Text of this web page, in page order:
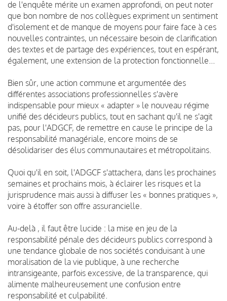
de l'enquête mérite un examen approfondi, on peut noter
que bon nombre de nos collègues expriment un sentiment
d'isolement et de manque de moyens pour faire face à ces
nouvelles contraintes, un nécessaire besoin de clarification
des textes et de partage des expériences, tout en espérant,
également, une extension de la protection fonctionnelle...
Bien sûr, une action commune et argumentée des
différentes associations professionnelles s'avère
indispensable pour mieux « adapter » le nouveau régime
unifié des décideurs publics, tout en sachant qu'il ne s'agit
pas, pour l'ADGCF, de remettre en cause le principe de la
responsabilité managériale, encore moins de se
désolidariser des élus communautaires et métropolitains.
Quoi qu'il en soit, l'ADGCF s'attachera, dans les prochaines
semaines et prochains mois, à éclairer les risques et la
jurisprudence mais aussi à diffuser les « bonnes pratiques »,
voire à étoffer son offre assurancielle.
Au-delà , il faut être lucide : la mise en jeu de la
responsabilité pénale des décideurs publics correspond à
une tendance globale de nos sociétés conduisant à une
moralisation de la vie publique, à une recherche
intransigeante, parfois excessive, de la transparence, qui
alimente malheureusement une confusion entre
responsabilité et culpabilité.